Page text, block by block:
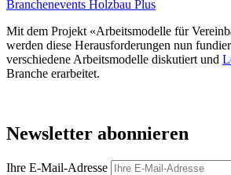
Branchenevents Holzbau Plus
Mit dem Projekt «Arbeitsmodelle für
werden diese Herausforderungen nun
verschiedene Arbeitsmodelle diskutiert und
Branche erarbeitet.
Newsletter abonnieren
Ihre E-Mail-Adresse